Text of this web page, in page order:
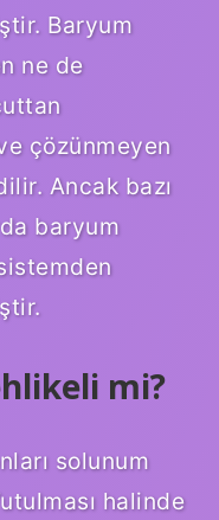
Baryum
ne de
çözünmeyen
Ancak bazı
baryum
mi?
solunum
halinde